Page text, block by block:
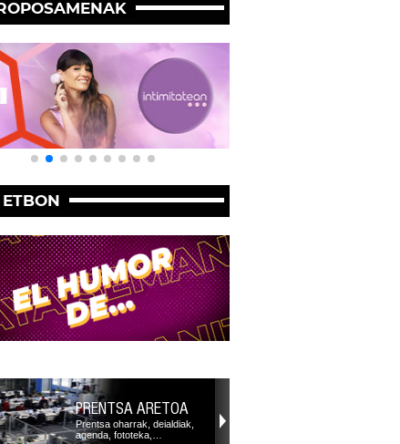
ETBON
PRENTSA ARETOA
Prentsa oharrak, deialdiak,
agenda, fototeka,…